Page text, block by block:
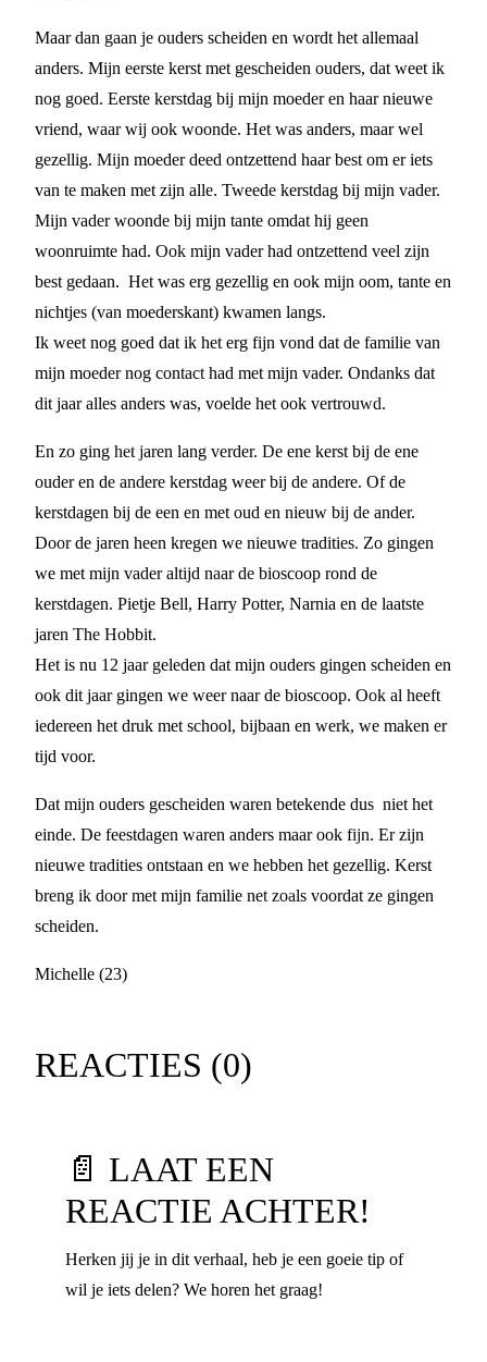
Maar dan gaan je ouders scheiden en wordt het allemaal
anders. Mijn eerste kerst met gescheiden ouders, dat weet ik
nog goed. Eerste kerstdag bij mijn moeder en haar nieuwe
vriend, waar wij ook woonde. Het was anders, maar wel
gezellig. Mijn moeder deed ontzettend haar best om er iets
van te maken met zijn alle. Tweede kerstdag bij mijn vader.
Mijn vader woonde bij mijn tante omdat hij geen
woonruimte had. Ook mijn vader had ontzettend veel zijn
best gedaan. Het was erg gezellig en ook mijn oom, tante en
nichtjes (van moederskant) kwamen langs.
Ik weet nog goed dat ik het erg fijn vond dat de familie van
mijn moeder nog contact had met mijn vader. Ondanks dat
dit jaar alles anders was, voelde het ook vertrouwd.
En zo ging het jaren lang verder. De ene kerst bij de ene
ouder en de andere kerstdag weer bij de andere. Of de
kerstdagen bij de een en met oud en nieuw bij de ander.
Door de jaren heen kregen we nieuwe tradities. Zo gingen
we met mijn vader altijd naar de bioscoop rond de
kerstdagen. Pietje Bell, Harry Potter, Narnia en de laatste
jaren The Hobbit.
Het is nu 12 jaar geleden dat mijn ouders gingen scheiden en
ook dit jaar gingen we weer naar de bioscoop. Ook al heeft
iedereen het druk met school, bijbaan en werk, we maken er
tijd voor.
Dat mijn ouders gescheiden waren betekende dus niet het
einde. De feestdagen waren anders maar ook fijn. Er zijn
nieuwe tradities ontstaan en we hebben het gezellig. Kerst
breng ik door met mijn familie net zoals voordat ze gingen
scheiden.
Michelle (23)
REACTIES (0)
📄 LAAT EEN
REACTIE ACHTER!
Herken jij je in dit verhaal, heb je een goeie tip of
wil je iets delen? We horen het graag!